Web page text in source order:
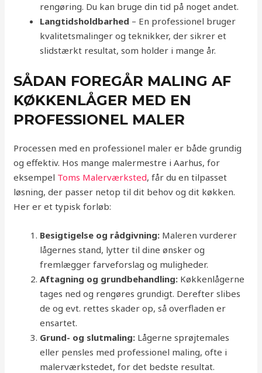
rengøring. Du kan bruge din tid på noget andet.
Langtidsholdbarhed – En professionel bruger
kvalitetsmalinger og teknikker, der sikrer et
slidstærkt resultat, som holder i mange år.
SÅDAN FOREGÅR MALING AF
KØKKENLÅGER MED EN
PROFESSIONEL MALER
Processen med en professionel maler er både grundig
og effektiv. Hos mange malermestre i Aarhus, for
eksempel Toms Malerværksted, får du en tilpasset
løsning, der passer netop til dit behov og dit køkken.
Her er et typisk forløb:
Besigtigelse og rådgivning: Maleren vurderer
lågernes stand, lytter til dine ønsker og
fremlægger farveforslag og muligheder.
Aftagning og grundbehandling: Køkkenlågerne
tages ned og rengøres grundigt. Derefter slibes
de og evt. rettes skader op, så overfladen er
ensartet.
Grund- og slutmaling: Lågerne sprøjtemales
eller pensles med professionel maling, ofte i
malerværkstedet, for det bedste resultat.